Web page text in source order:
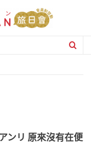
ンリ 原來沒有在便